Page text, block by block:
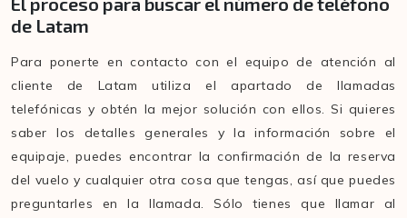
de Latam
Para ponerte en contacto con el equipo de atención al
cliente de Latam utiliza el apartado de llamadas
telefónicas y obtén la mejor solución con ellos. Si quieres
saber los detalles generales y la información sobre el
equipaje, puedes encontrar la confirmación de la reserva
del vuelo y cualquier otra cosa que tengas, así que puedes
preguntarles en la llamada. Sólo tienes que llamar al